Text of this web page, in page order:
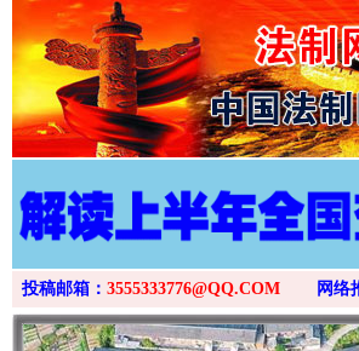
投稿邮箱： 3555333776@QQ.COM 网络